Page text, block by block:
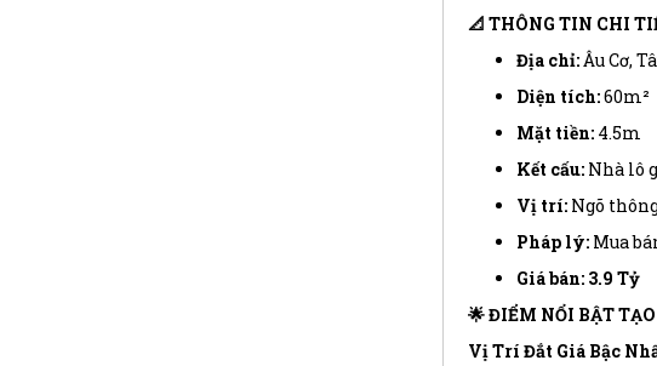
📐 THÔNG TIN CHI
Địa chỉ:Âu Cơ,
Diện tích:60m²
Mặt tiền:4.5m
Kết cấu:Nhà lô
Vị trí:Ngõ thông
Pháp lý:Mua
Giá bán: 3.9 Tỷ
🌟 ĐIỂM NỔI BẬT
Vị Trí Đắt Giá Bậc